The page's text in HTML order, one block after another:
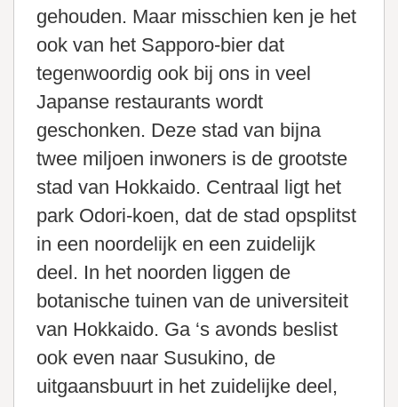
gehouden. Maar misschien ken je het
ook van het Sapporo-bier dat
tegenwoordig ook bij ons in veel
Japanse restaurants wordt
geschonken. Deze stad van bijna
twee miljoen inwoners is de grootste
stad van Hokkaido. Centraal ligt het
park Odori-koen, dat de stad opsplitst
in een noordelijk en een zuidelijk
deel. In het noorden liggen de
botanische tuinen van de universiteit
van Hokkaido. Ga ‘s avonds beslist
ook even naar Susukino, de
uitgaansbuurt in het zuidelijke deel,